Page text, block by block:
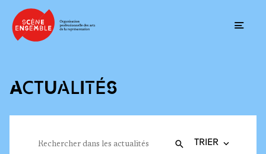
ACTUALITÉS
Recherche
Valider